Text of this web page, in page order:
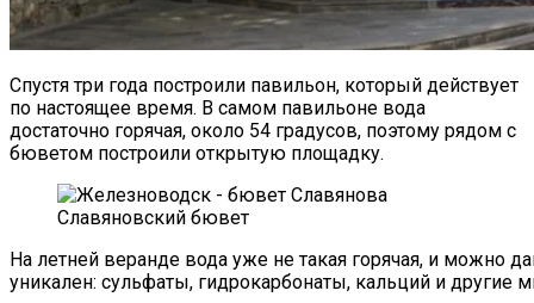
Спустя три года построили павильон, который действует
по настоящее время. В самом павильоне вода
достаточно горячая, около 54 градусов, поэтому рядом с
бюветом построили открытую площадку.
Славяновский бювет
На летней веранде вода уже не такая горячая, и можно
уникален: сульфаты, гидрокарбонаты, кальций и другие